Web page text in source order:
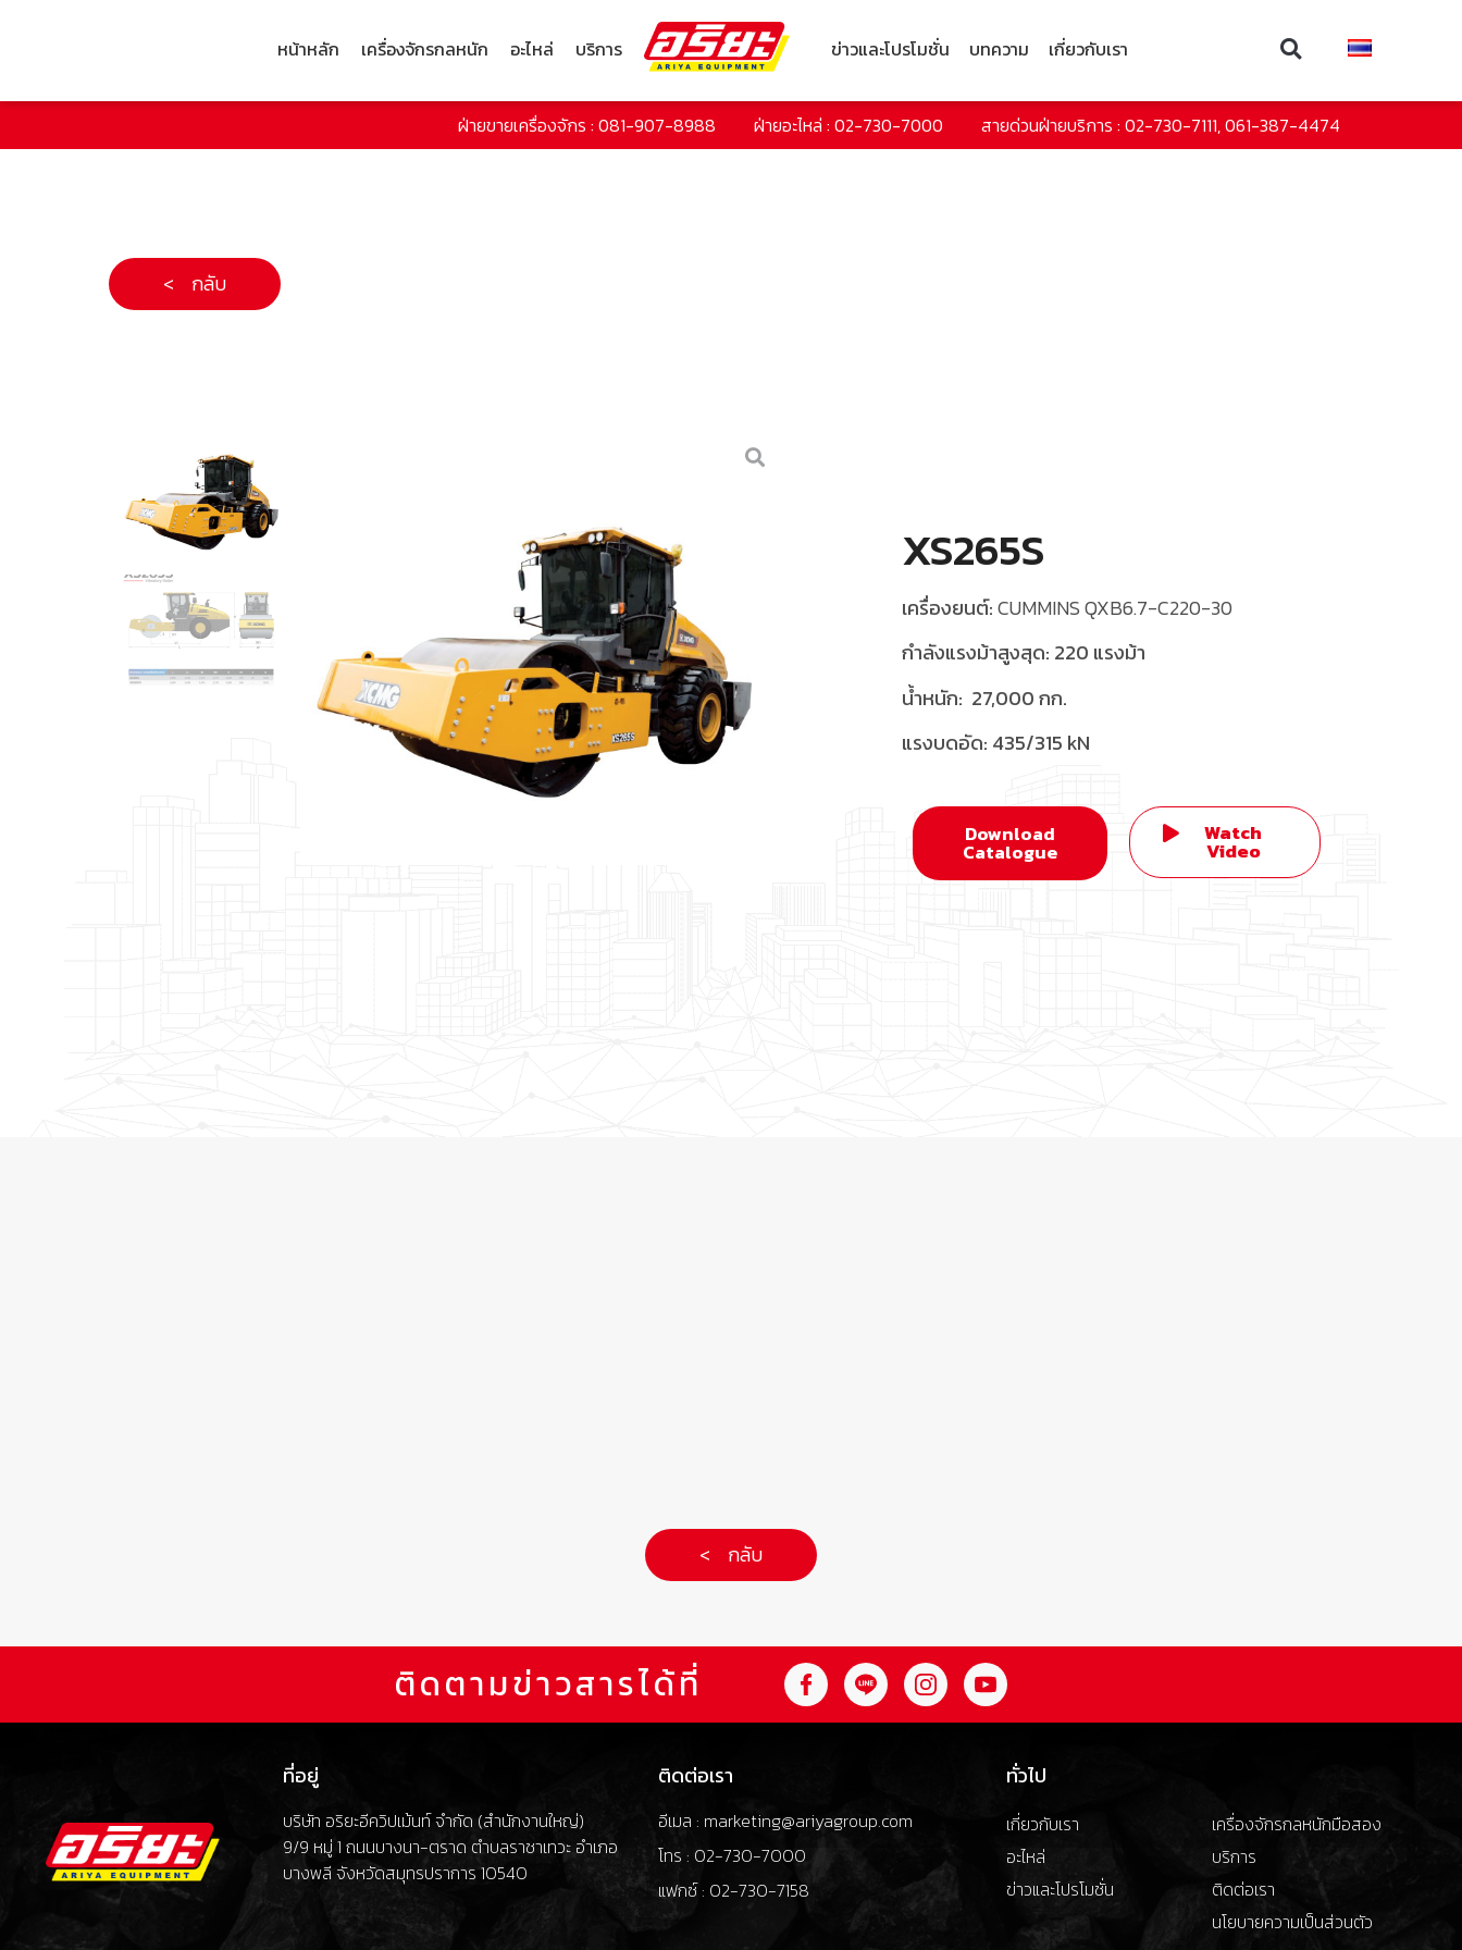
หน้าหลัก เครื่องจักรกลหนัก อะไหล่ บริการ ข่าวและโปรโมชั่น บทความ เกี่ยวกับเรา
ฝ่ายขายเครื่องจักร : 081-907-8988 ฝ่ายอะไหล่ : 02-730-7000 สายด่วนฝ่ายบริการ : 02-730-7111, 061-387-4474
< กลับ
XS265S
เครื่องยนต์:CUMMINS QXB6.7-C220-30
กำลังแรงม้าสูงสุด: 220 แรงม้า
น้ำหนัก: 27,000กก.
แรงบดอัด: 435/315 kN
Download
Catalogue
Watch
Video
< กลับ
ติดตามข่าวสารได้ที่
ที่อยู่
บริษัท อริยะอีควิปเม้นท์ จำกัด (สำนักงานใหญ่)
9/9 หมู่ 1 ถนนบางนา-ตราด ตำบลราชาเทวะ อำเภอ
บางพลี จังหวัดสมุทรปราการ 10540
ติดต่อเรา
อีเมล : marketing@ariyagroup.com
โทร : 02-730-7000
แฟกซ์ : 02-730-7158
ทั่วไป
เกี่ยวกับเรา
อะไหล่
ข่าวและโปรโมชั่น
เครื่องจักรกลหนักมือสอง
บริการ
ติดต่อเรา
นโยบายความเป็นส่วนตัว